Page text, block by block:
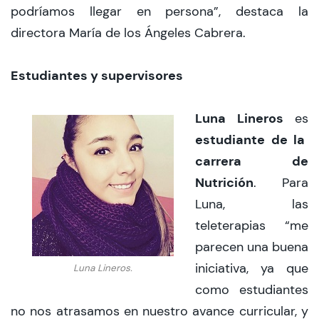
podríamos llegar en persona”, destaca la
directora María de los Ángeles Cabrera.
Estudiantes y supervisores
Luna Lineros.
Luna Lineros es
estudiante de la
carrera de
Nutrición. Para
Luna, las
teleterapias “me
parecen una buena
iniciativa, ya que
como estudiantes
no nos atrasamos en nuestro avance curricular, y